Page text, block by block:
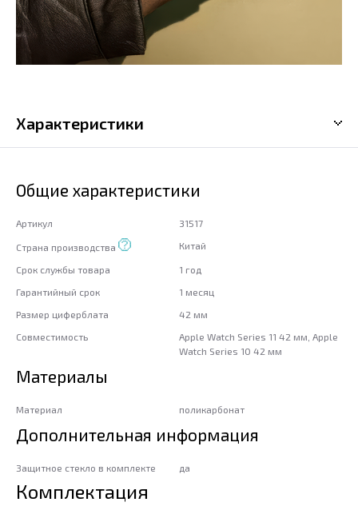
Характеристики
Общие характеристики
Артикул 31517
Страна производства Китай
Срок службы товара
1 год
Гарантийный срок
1 месяц
Размер циферблата
42 мм
Совместимость
Apple Watch Series 11 42 мм, Apple
Watch Series 10 42 мм
Материалы
Материал поликарбонат
Дополнительная информация
Защитное стекло в комплекте да
Комплектация